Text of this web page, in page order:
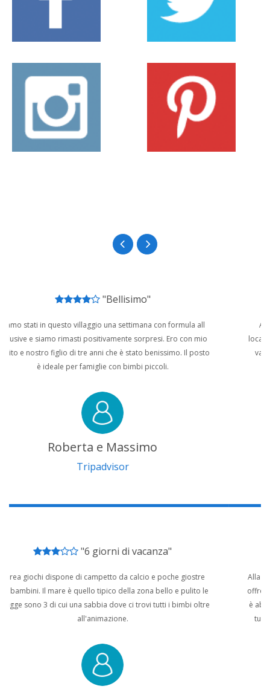
Campeggio
lunga vacanza in relax.
libere(senza gettoni).
"Vacanza Perfetta"
All'arrivo abbiamo trovato personale accogliente, e una
location mozzafiato, mare splendido , abbiamo trascorso una
vacanza splendida sicuramente ci ritorneremo sempre nel
periodo di settembre.
MariaCoppola70
Tripadvisor
"Bella vacanza"
Alla reception sono tutti molto disponibili e gentili, il ristorante
offre una buona cucina con piatti semplici e buoni, la colazione
è abbondante con una scelta abbastanza ampia di prodotti, il
tutto servito dai camerieri, davvero professionali e ai quali